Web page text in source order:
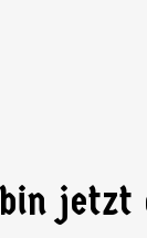
jetzt